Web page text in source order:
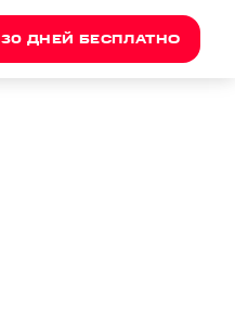
30 ДНЕЙ БЕСПЛАТНО